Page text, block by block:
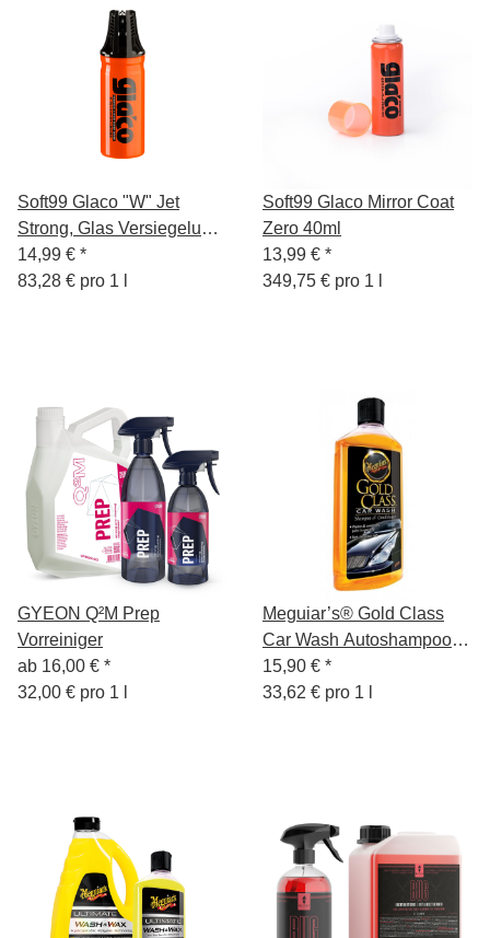
Soft99 Glaco "W" Jet
Strong, Glas Versiegelung,
für Autoscheiben und
Spiegelglas, 180 ml
14,99 € *
83,28 € pro 1 l
Soft99 Glaco Mirror Coat
Zero 40ml
13,99 € *
349,75 € pro 1 l
GYEON Q²M Prep
Vorreiniger
ab 16,00 € *
32,00 € pro 1 l
Meguiar’s® Gold Class
Car Wash Autoshampoo
473ml
15,90 € *
33,62 € pro 1 l